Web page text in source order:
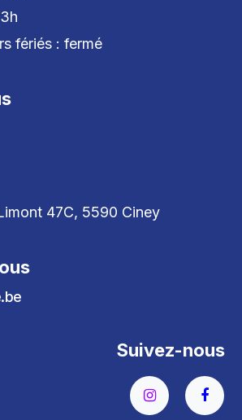
fériés : fermé
47C, 5590 Ciney
Suivez-nous